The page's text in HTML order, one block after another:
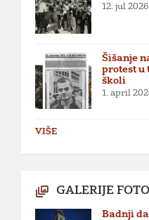
12. jul 2026.
Šišanje
protest u
školi
1. april
VIŠE
GALERIJE
Badnji